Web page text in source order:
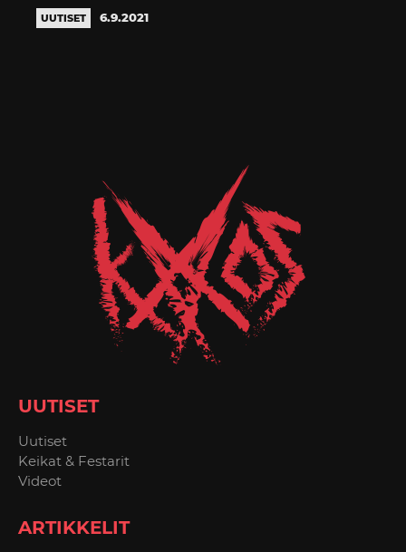
UUTISET 6.9.2021
UUTISET
Uutiset
Keikat & Festarit
Videot
ARTIKKELIT